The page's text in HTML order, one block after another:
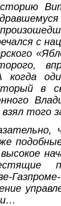
с
когда
в
взял того